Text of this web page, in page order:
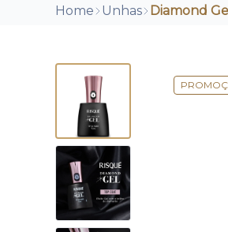
Home Unhas Diamond Gel